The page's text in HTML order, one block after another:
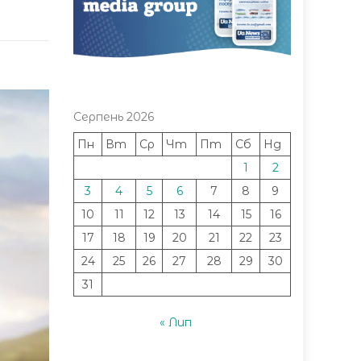
Серпень 2026
Пн
Вт Ср Чт Пт Сб
Нд
1
2
3
4 5 6 7 8
9
10
11 12 13 14 15
16
17
18 19 20 21 22
23
24
25 26 27 28 29
30
31
« Лип